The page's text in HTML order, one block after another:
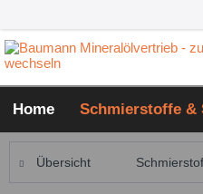
Home Schmierstoffe &
Übersicht